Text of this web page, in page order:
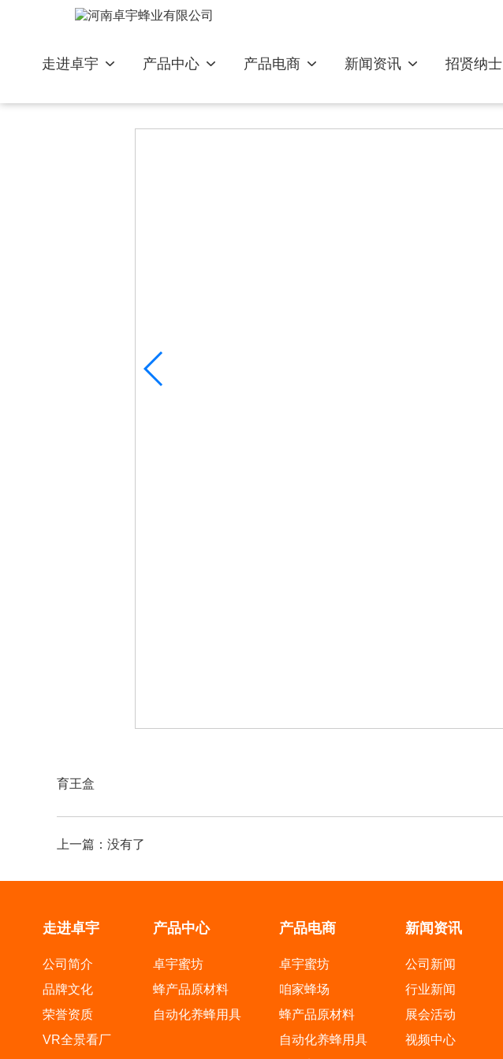
走进卓宇
产品中心 产品电商 新闻资讯 招贤纳士
育王盒
上一篇： 没有了
走进卓宇
公司简介
品牌文化
荣誉资质
VR全景看厂
产品中心
卓宇蜜坊
蜂产品原材料
自动化养蜂用具
产品电商
卓宇蜜坊
咱家蜂场
蜂产品原材料
自动化养蜂用具
新闻资讯
公司新闻
行业新闻
展会活动
视频中心